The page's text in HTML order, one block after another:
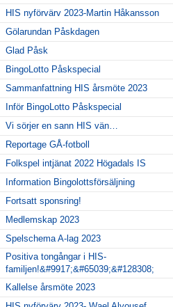
HIS nyförvärv 2023-Martin Håkansson
Gölarundan Påskdagen
Glad Påsk
BingoLotto Påskspecial
Sammanfattning HIS årsmöte 2023
Inför BingoLotto Påskspecial
Vi sörjer en sann HIS vän…
Reportage GÅ-fotboll
Folkspel intjänat 2022 Högadals IS
Information Bingolottsförsäljning
Fortsatt sponsring!
Medlemskap 2023
Spelschema A-lag 2023
Positiva tongångar i HIS-
familjen!&#9917;&#65039;&#128308;
Kallelse årsmöte 2023